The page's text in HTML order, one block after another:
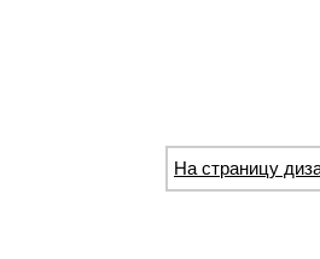
На страницу